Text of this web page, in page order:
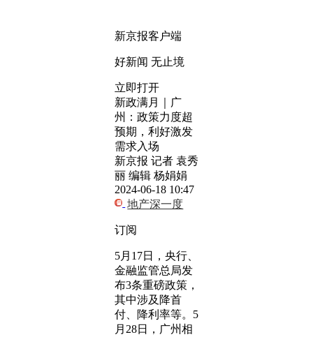
新京报客户端
好新闻 无止境
立即打开
新政满月｜广
州：政策力度超
预期，利好激发
需求入场
新京报 记者 袁秀
丽 编辑 杨娟娟
2024-06-18 10:47
地产深一度
订阅
5月17日，央行、
金融监管总局发
布3条重磅政策，
其中涉及降首
付、降利率等。5
月28日，广州相